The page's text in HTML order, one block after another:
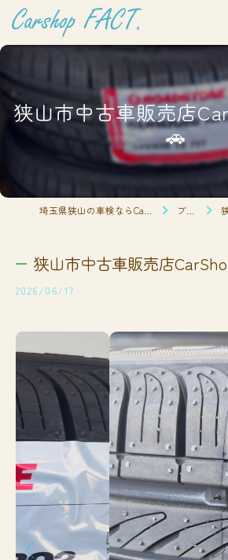
狭山市中古車販売店
🚗
ブログ
狭山市中古車販売店
2026/06/17